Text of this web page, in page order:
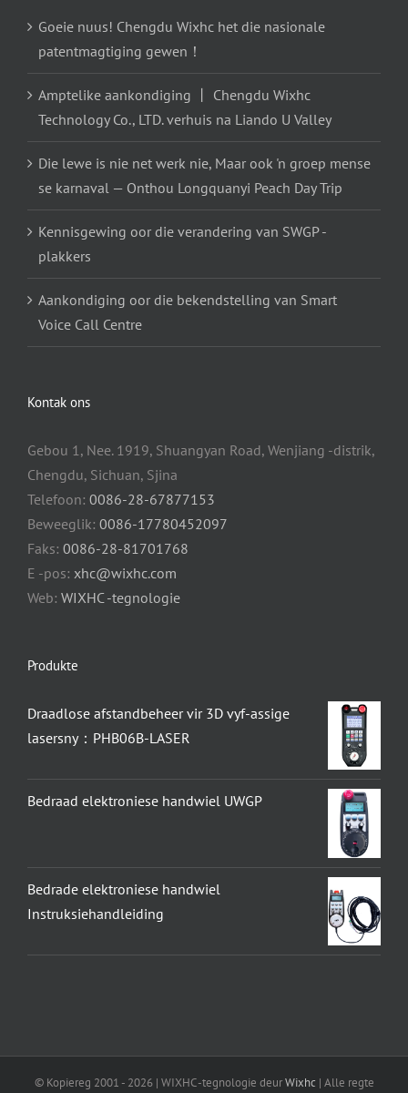
Goeie nuus! Chengdu Wixhc het die nasionale
patentmagtiging gewen！
Amptelike aankondiging 丨 Chengdu Wixhc
Technology Co., LTD. verhuis na Liando U Valley
Die lewe is nie net werk nie, Maar ook 'n groep mense
se karnaval — Onthou Longquanyi Peach Day Trip
Kennisgewing oor die verandering van SWGP -
plakkers
Aankondiging oor die bekendstelling van Smart
Voice Call Centre
Kontak ons
Gebou 1, Nee. 1919, Shuangyan Road, Wenjiang -distrik,
Chengdu, Sichuan, Sjina
Telefoon: 0086-28-67877153
Beweeglik: 0086-17780452097
Faks: 0086-28-81701768
E -pos: xhc@wixhc.com
Web: WIXHC -tegnologie
Produkte
Draadlose afstandbeheer vir 3D vyf-assige
lasersny：PHB06B-LASER
Bedraad elektroniese handwiel UWGP
Bedrade elektroniese handwiel
Instruksiehandleiding
© Kopiereg 2001 - 2026 | WIXHC -tegnologie deurWixhc | Alle regte